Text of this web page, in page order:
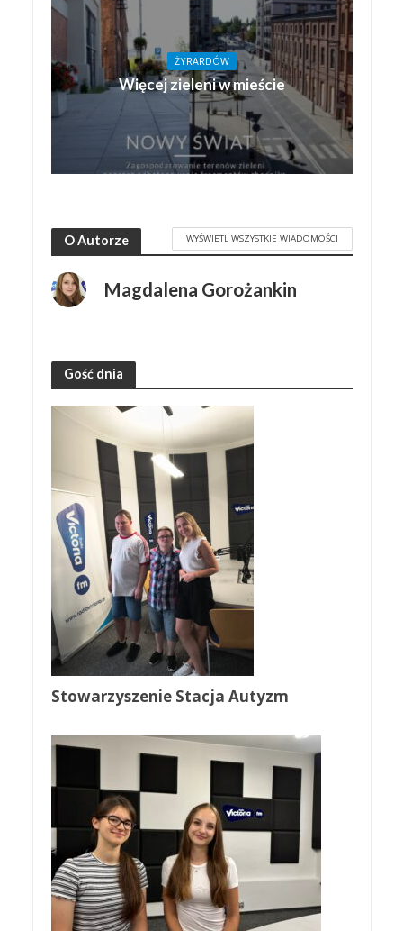
ŻYRARDÓW
Więcej zieleni w mieście
O Autorze WYŚWIETL WSZYSTKIE WIADOMOŚCI
Magdalena Gorożankin
Gość dnia
Stowarzyszenie Stacja Autyzm